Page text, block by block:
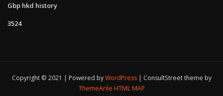
Gbp hkd history
3524
Copyright © 2021 | Powered byWordPress
ConsultStreet theme by
ThemeArile HTML MAP